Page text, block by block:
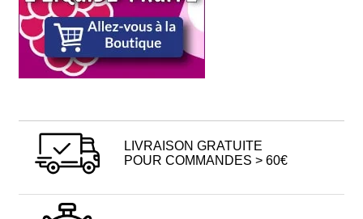
LIVRAISON GRATUITE
POUR COMMANDES > 60€